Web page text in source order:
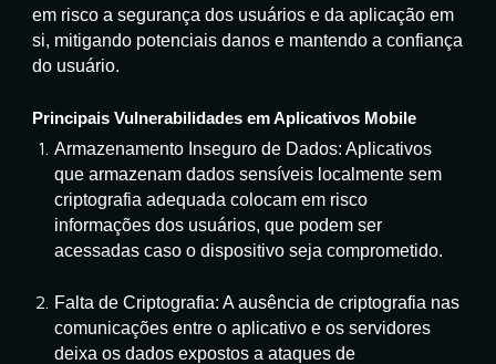
em risco a segurança dos usuários e da aplicação em
si, mitigando potenciais danos e mantendo a confiança
do usuário.
Principais Vulnerabilidades em Aplicativos Mobile
Armazenamento Inseguro de Dados: Aplicativos
que armazenam dados sensíveis localmente sem
criptografia adequada colocam em risco
informações dos usuários, que podem ser
acessadas caso o dispositivo seja comprometido.
Falta de Criptografia: A ausência de criptografia nas
comunicações entre o aplicativo e os servidores
deixa os dados expostos a ataques de